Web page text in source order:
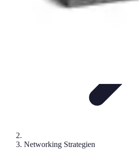
Networking Strategien